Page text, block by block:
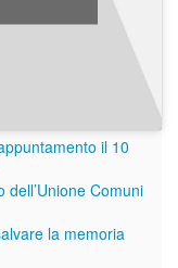
il 10
Comuni
la memoria